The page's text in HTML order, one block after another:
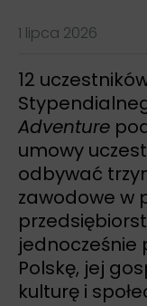
1 lipca 2026
12
Adventure
umowy
odbywać
zawodowe w
jednocześnie
Polskę, jej
kulturę i